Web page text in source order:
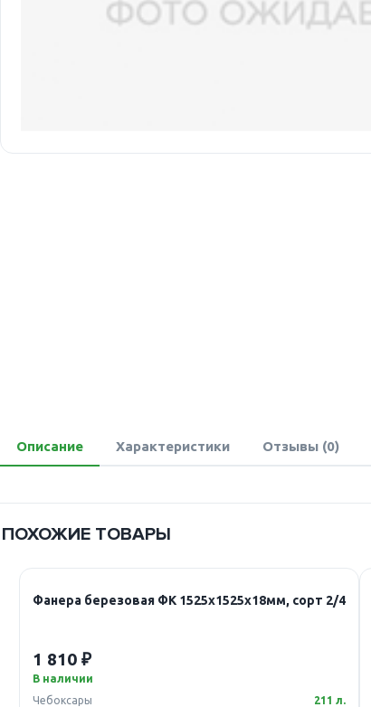
Описание Характеристики Отзывы (0)
ПОХОЖИЕ ТОВАРЫ
Фанера березовая ФК 1525х1525х18мм, сорт 2/4
1 810 ₽
В наличии
Чебоксары
211 л.